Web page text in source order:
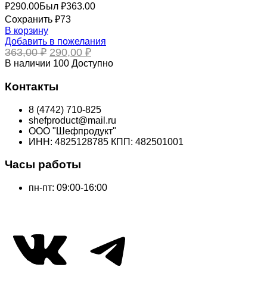
₽290.00Был ₽363.00
Сохранить ₽73
В корзину
Добавить в пожелания
363,00₽ Первоначальная
цена
363,00 ₽.
290,00 ₽Текущая
цена:
В наличии 100 Доступно
Контакты
8 (4742) 710-825
shefproduct@mail.ru
ООО "Шефпродукт"
ИНН: 4825128785 КПП: 482501001
Часы работы
пн-пт: 09:00-16:00
ВКонтактеTelegram